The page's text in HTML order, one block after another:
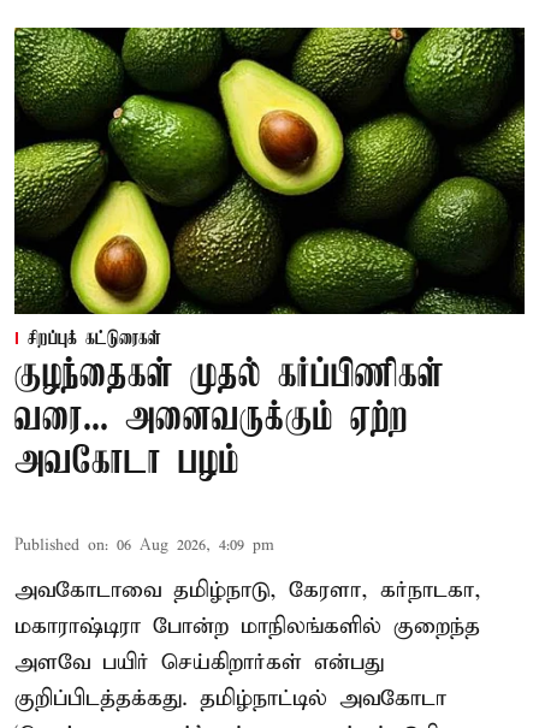
சிறப்புக் கட்டுரைகள்
குழந்தைகள் முதல் கர்ப்பிணிகள்
வரை... அனைவருக்கும் ஏற்ற
அவகோடா பழம்
Published on: 06 Aug 2026, 4:09 pm
அவகோடாவை தமிழ்நாடு, கேரளா, கர்நாடகா,
மகாராஷ்டிரா போன்ற மாநிலங்களில் குறைந்த
அளவே பயிர் செய்கிறார்கள் என்பது
குறிப்பிடத்தக்கது. தமிழ்நாட்டில் அவகோடா